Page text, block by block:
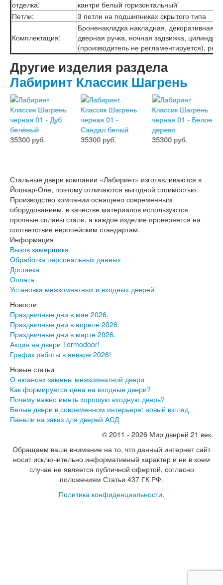
отделка:
кантри белый горизонтальный"
Петли:
3 петли на подшипниках скрытого типа
Комплектация:
Броненакладка накладная, декоративная
дверная ручка, ночная задвижка, цилиндр
(производитель не регламентируется),
Другие изделия раздела
Лабиринт Классик Шагрень
35300 руб. 35300 руб. 35300 руб.
Стальные двери компании «Лабиринт» изготавливаются в
Йошкар-Оле, поэтому отличаются выгодной стоимостью.
Производство компании оснащено современным
оборудованием, в качестве материалов используются
прочные сплавы стали, а каждое изделие проверяется на
соответствие европейским стандартам.
Информация
Вызов замерщика
Обработка персональных данных
Доставка
Оплата
Установка межкомнатных и входных дверей
Новости
Праздничные дни в мае 2026.
Праздничные дни в апреле 2026.
Праздничные дни в марте 2026.
Акция на двери Termodoor!
График работы в январе 2026!
Новые статьи
О нюансах замены межкомнатной двери
Как формируется цена на входные двери?
Почему важно иметь хорошую входную дверь?
Белые двери в современном интерьере: новый взгляд
Панели на заказ для дверей АСД
© 2011 - 2026 Мир дверей 21 век.
Обращаем ваше внимание на то, что данный интернет сайт
носит исключительно информативный характер и ни в коем
случае не является публичной офертой, согласно
положениям Статьи 437 ГК РФ.
Политика конфиденциальности.